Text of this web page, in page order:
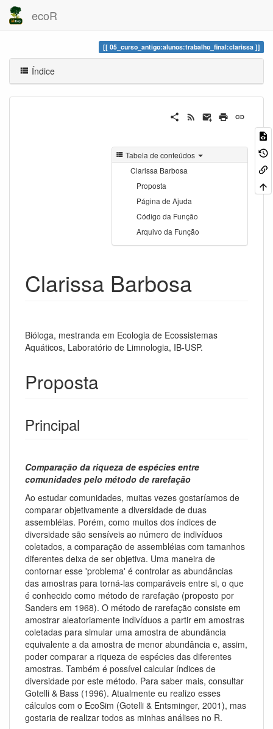
ecoR
05_curso_antigo:alunos:trabalho_final:clarissa
Índice
Tabela de conteúdos
Clarissa Barbosa
Proposta
Página de Ajuda
Código da Função
Arquivo da Função
Clarissa Barbosa
Bióloga, mestranda em Ecologia de Ecossistemas
Aquáticos, Laboratório de Limnologia, IB-USP.
Proposta
Principal
Comparação da riqueza de espécies entre
comunidades pelo método de rarefação
Ao estudar comunidades, muitas vezes gostaríamos de
comparar objetivamente a diversidade de duas
assembléias. Porém, como muitos dos índices de
diversidade são sensíveis ao número de indivíduos
coletados, a comparação de assembléias com tamanhos
diferentes deixa de ser objetiva. Uma maneira de
contornar esse 'problema' é controlar as abundâncias
das amostras para torná-las comparáveis entre si, o que
é conhecido como método de rarefação (proposto por
Sanders em 1968). O método de rarefação consiste em
amostrar aleatoriamente indivíduos a partir em amostras
coletadas para simular uma amostra de abundância
equivalente a da amostra de menor abundância e, assim,
poder comparar a riqueza de espécies das diferentes
amostras. Também é possível calcular índices de
diversidade por este método. Para saber mais, consultar
Gotelli & Bass (1996). Atualmente eu realizo esses
cálculos com o EcoSim (Gotelli & Entsminger, 2001), mas
gostaria de realizar todos as minhas análises no R.